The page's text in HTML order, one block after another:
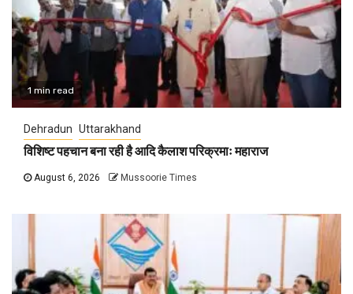
1 min read
Dehradun Uttarakhand
विशिष्ट पहचान बना रही है आदि कैलाश परिक्रमाः महाराज
August 6, 2026 Mussoorie Times